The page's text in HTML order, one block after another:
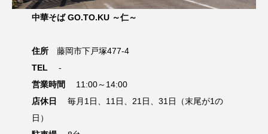
中華そば GO.TO.KU ～仁～
住所藤岡市下戸塚477-4
TEL -
営業時間
11:00～14:00
店休日
毎月1日、11日、21日、31日（末尾が1の
日）